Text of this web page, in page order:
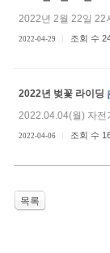
2022년 2월 22일 22
2022-04-29 조회 수
2022년 벚꽃 라이딩
2022.04.04(월) 자전
2022-04-06 조회 수
목록